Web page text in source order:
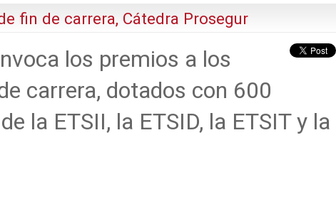
fin de carrera, Cátedra Prosegur
los premios a los
carrera, dotados con 600
la ETSII, la ETSID, la ETSIT y la